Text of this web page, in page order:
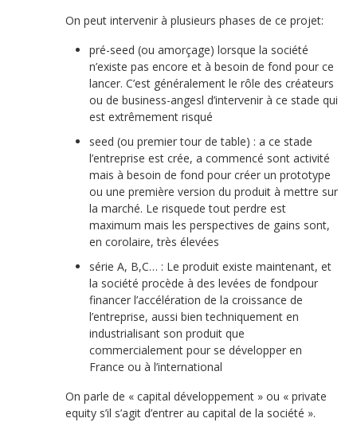
On peut intervenir à plusieurs phases de ce projet:
pré-seed (ou amorçage) lorsque la société
n’existe pas encore et à besoin de fond pour ce
lancer. C’est généralement le rôle des créateurs
ou de business-angesl d’intervenir à ce stade qui
est extrêmement risqué
seed (ou premier tour de table) : a ce stade
l’entreprise est crée, a commencé sont activité
mais à besoin de fond pour créer un prototype
ou une première version du produit à mettre sur
la marché. Le risquede tout perdre est
maximum mais les perspectives de gains sont,
en corolaire, très élevées
série A, B,C… : Le produit existe maintenant, et
la société procède à des levées de fondpour
financer l’accélération de la croissance de
l’entreprise, aussi bien techniquement en
industrialisant son produit que
commercialement pour se développer en
France ou à l’international
On parle de « capital développement » ou « private
equity s’il s’agit d’entrer au capital de la société ».